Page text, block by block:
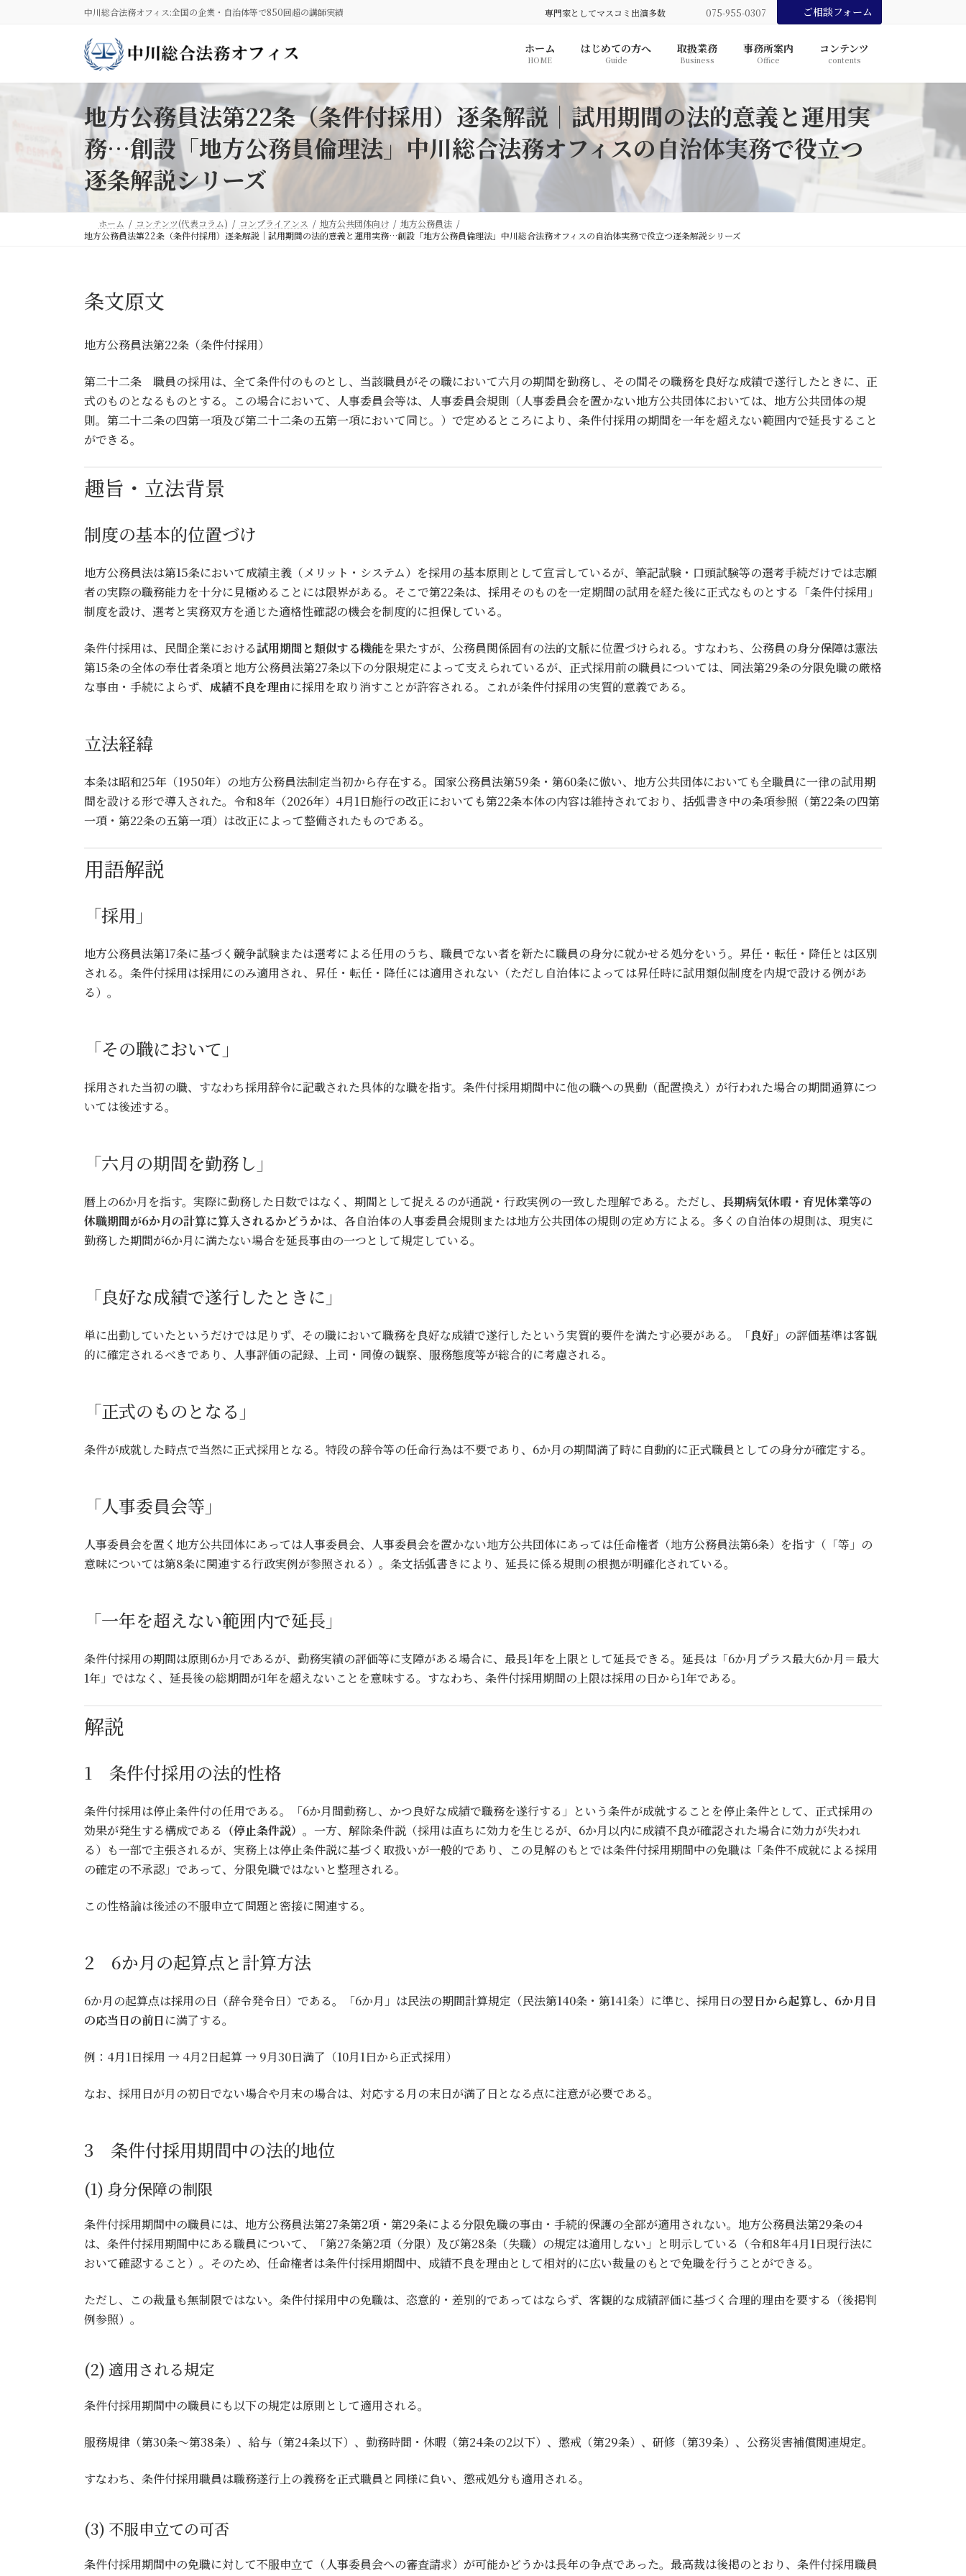
中川総合法務オフィス:全国の企業・自治体等で850回超の講師実績 専門家としてマスコミ出演多数 075-955-0307 ご相談フォーム
ホーム
HOME
はじめての方へ
Guide
取扱業務
Business
事務所案内
Office
コンテンツ
contents
地方公務員法第22条（条件付採用）逐条解説｜試用期間の法的意義と運用実
務…創設「地方公務員倫理法」中川総合法務オフィスの自治体実務で役立つ
逐条解説シリーズ
ホーム コンテンツ(代表コラム) コンプライアンス 地方公共団体向け
地方公務員法
地方公務員法第22条（条件付採用）逐条解説｜試用期間の法的意義と運用実務…創設「地方公務員倫理法」中川総合法務オフィスの自治体実務で役立つ逐条解説シリーズ
条文原文
地方公務員法第22条（条件付採用）
第二十二条 職員の採用は、全て条件付のものとし、当該職員がその職において六月の期間を勤務し、その間その職務を良好な成績で遂行したときに、正
式のものとなるものとする。この場合において、人事委員会等は、人事委員会規則（人事委員会を置かない地方公共団体においては、地方公共団体の規
則。第二十二条の四第一項及び第二十二条の五第一項において同じ。）で定めるところにより、条件付採用の期間を一年を超えない範囲内で延長すること
ができる。
趣旨・立法背景
制度の基本的位置づけ
地方公務員法は第15条において成績主義（メリット・システム）を採用の基本原則として宣言しているが、筆記試験・口頭試験等の選考手続だけでは志願
者の実際の職務能力を十分に見極めることには限界がある。そこで第22条は、採用そのものを一定期間の試用を経た後に正式なものとする「条件付採用」
制度を設け、選考と実務双方を通じた適格性確認の機会を制度的に担保している。
条件付採用は、民間企業における試用期間と類似する機能を果たすが、公務員関係固有の法的文脈に位置づけられる。すなわち、公務員の身分保障は憲法
第15条の全体の奉仕者条項と地方公務員法第27条以下の分限規定によって支えられているが、正式採用前の職員については、同法第29条の分限免職の厳格
な事由・手続によらず、 成績不良を理由に採用を取り消すことが許容される。これが条件付採用の実質的意義である。
立法経緯
本条は昭和25年（1950年）の地方公務員法制定当初から存在する。国家公務員法第59条・第60条に倣い、地方公共団体においても全職員に一律の試用期
間を設ける形で導入された。令和8年（2026年）4月1日施行の改正においても第22条本体の内容は維持されており、括弧書き中の条項参照（第22条の四第
一項・第22条の五第一項）は改正によって整備されたものである。
用語解説
「採用」
地方公務員法第17条に基づく競争試験または選考による任用のうち、職員でない者を新たに職員の身分に就かせる処分をいう。昇任・転任・降任とは区別
される。条件付採用は採用にのみ適用され、昇任・転任・降任には適用されない（ただし自治体によっては昇任時に試用類似制度を内規で設ける例があ
る）。
「その職において」
採用された当初の職、すなわち採用辞令に記載された具体的な職を指す。条件付採用期間中に他の職への異動（配置換え）が行われた場合の期間通算につ
いては後述する。
「六月の期間を勤務し」
暦上の6か月を指す。実際に勤務した日数ではなく、期間として捉えるのが通説・行政実例の一致した理解である。ただし、 長期病気休暇・育児休業等の
休職期間が6か月の計算に算入されるかどうかは、各自治体の人事委員会規則または地方公共団体の規則の定め方による。多くの自治体の規則は、現実に
勤務した期間が6か月に満たない場合を延長事由の一つとして規定している。
「良好な成績で遂行したときに」
単に出勤していたというだけでは足りず、その職において職務を良好な成績で遂行したという実質的要件を満たす必要がある。 「良好」 の評価基準は客観
的に確定されるべきであり、人事評価の記録、上司・同僚の観察、服務態度等が総合的に考慮される。
「正式のものとなる」
条件が成就した時点で当然に正式採用となる。特段の辞令等の任命行為は不要であり、6か月の期間満了時に自動的に正式職員としての身分が確定する。
「人事委員会等」
人事委員会を置く地方公共団体にあっては人事委員会、人事委員会を置かない地方公共団体にあっては任命権者（地方公務員法第6条）を指す（「等」の
意味については第8条に関連する行政実例が参照される）。条文括弧書きにより、延長に係る規則の根拠が明確化されている。
「一年を超えない範囲内で延長」
条件付採用の期間は原則6か月であるが、勤務実績の評価等に支障がある場合に、最長1年を上限として延長できる。延長は「6か月プラス最大6か月＝最大
1年」ではなく、延長後の総期間が1年を超えないことを意味する。すなわち、条件付採用期間の上限は採用の日から1年である。
解説
1 条件付採用の法的性格
条件付採用は停止条件付の任用である。「6か月間勤務し、かつ良好な成績で職務を遂行する」という条件が成就することを停止条件として、正式採用の
効果が発生する構成である （停止条件説） 。一方、解除条件説（採用は直ちに効力を生じるが、6か月以内に成績不良が確認された場合に効力が失われ
る）も一部で主張されるが、実務上は停止条件説に基づく取扱いが一般的であり、この見解のもとでは条件付採用期間中の免職は「条件不成就による採用
の確定の不承認」であって、分限免職ではないと整理される。
この性格論は後述の不服申立て問題と密接に関連する。
2 6か月の起算点と計算方法
6か月の起算点は採用の日（辞令発令日）である。「6か月」は民法の期間計算規定（民法第140条・第141条）に準じ、採用日の翌日から起算し、6か月目
の応当日の前日に満了する。
例：4月1日採用 → 4月2日起算 → 9月30日満了（10月1日から正式採用）
なお、採用日が月の初日でない場合や月末の場合は、対応する月の末日が満了日となる点に注意が必要である。
3 条件付採用期間中の法的地位
(1) 身分保障の制限
条件付採用期間中の職員には、地方公務員法第27条第2項・第29条による分限免職の事由・手続的保護の全部が適用されない。地方公務員法第29条の4
は、条件付採用期間中にある職員について、「第27条第2項（分限）及び第28条（失職）の規定は適用しない」と明示している（令和8年4月1日現行法に
おいて確認すること）。そのため、任命権者は条件付採用期間中、成績不良を理由として相対的に広い裁量のもとで免職を行うことができる。
ただし、この裁量も無制限ではない。条件付採用中の免職は、恣意的・差別的であってはならず、客観的な成績評価に基づく合理的理由を要する（後掲判
例参照）。
(2) 適用される規定
条件付採用期間中の職員にも以下の規定は原則として適用される。
服務規律（第30条～第38条）、給与（第24条以下）、勤務時間・休暇（第24条の2以下）、懲戒（第29条）、研修（第39条）、公務災害補償関連規定。
すなわち、条件付採用職員は職務遂行上の義務を正式職員と同様に負い、懲戒処分も適用される。
(3) 不服申立ての可否
条件付採用期間中の免職に対して不服申立て（人事委員会への審査請求）が可能かどうかは長年の争点であった。最高裁は後掲のとおり、条件付採用職員